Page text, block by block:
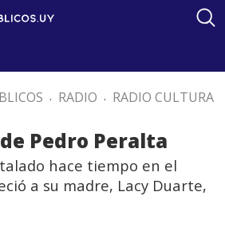
. RADIO . RADIO CULTURA
Pedro Peralta
hace tiempo en el
a su madre, Lacy Duarte,